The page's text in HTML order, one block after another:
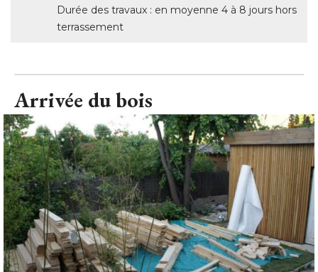
Durée des travaux : en moyenne 4 à 8 jours hors
terrassement
Arrivée du bois